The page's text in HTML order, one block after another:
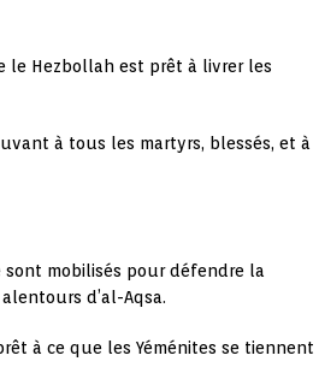
le Hezbollah est prêt à livrer les
à tous les martyrs, blessés, et à
sont mobilisés pour défendre la
d’al-Aqsa.
à ce que les Yéménites se tiennent